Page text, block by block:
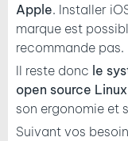
Apple. Installer
marque est
recommande pas.
Il reste donc le
open source Linux
son ergonomie et
Suivant vos